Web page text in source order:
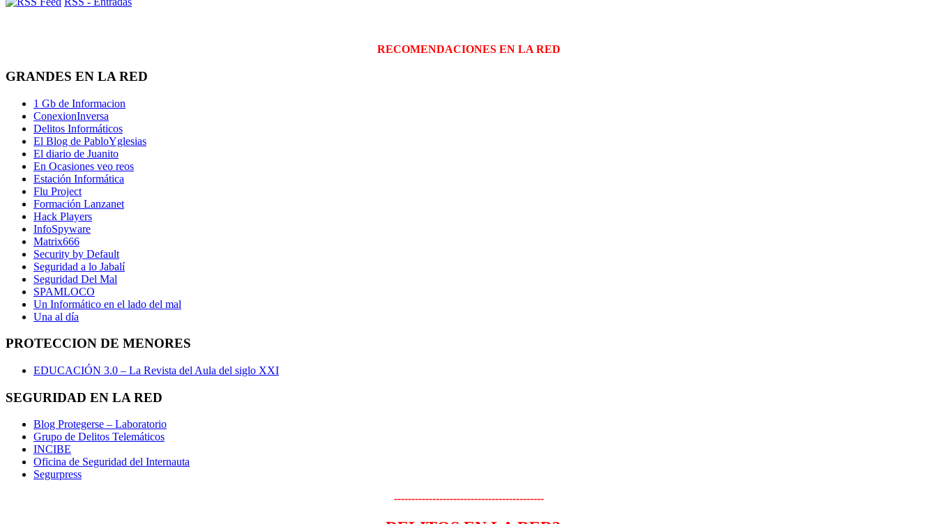
RECOMENDACIONES EN LA RED
GRANDES EN LA RED
1 Gb de Informacion
ConexionInversa
Delitos Informáticos
El Blog de PabloYglesias
El diario de Juanito
En Ocasiones veo reos
Estación Informática
Flu Project
Formación Lanzanet
Hack Players
InfoSpyware
Matrix666
Security by Default
Seguridad a lo Jabalí
Seguridad Del Mal
SPAMLOCO
Un Informático en el lado del mal
Una al día
PROTECCION DE MENORES
EDUCACIÓN 3.0 – La Revista del Aula del siglo XXI
SEGURIDAD EN LA RED
Blog Protegerse – Laboratorio
Grupo de Delitos Telemáticos
INCIBE
Oficina de Seguridad del Internauta
Segurpress
-------------------------------------------